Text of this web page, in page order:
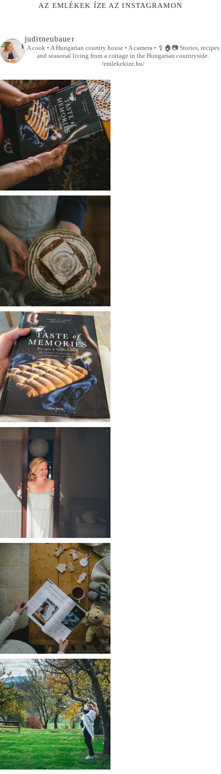
AZ EMLÉKEK ÍZE AZ INSTAGRAMON
juditneubauer
A cook • A Hungarian country house • A camera • 🥄🏠📷Stories, recipes
and seasonal living from a cottage in the Hungarian countryside.
/emlekekize.hu/